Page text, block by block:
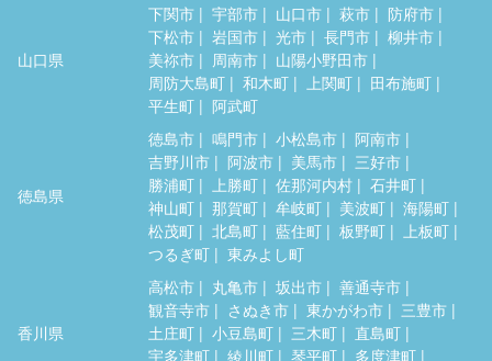
山口県
下関市 宇部市 山口市 萩市
防府市
下松市
岩国市 光市 長門市
柳井市
美祢市
周南市
山陽小野田市
周防大島町
和木町 上関町
田布施町
平生町
阿武町
徳島県
徳島市 鳴門市 小松島市
阿南市
吉野川市
阿波市 美馬市
三好市
勝浦町
上勝町 佐那河内村
石井町
神山町
那賀町 牟岐町 美波町
海陽町
松茂町
北島町 藍住町 板野町
上板町
つるぎ町
東みよし町
香川県
高松市 丸亀市 坂出市
善通寺市
観音寺市
さぬき市 東かがわ市
三豊市
土庄町
小豆島町 三木町
直島町
宇多津町
綾川町 琴平町
多度津町